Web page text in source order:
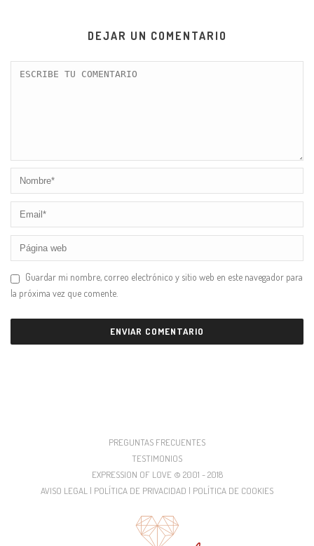
DEJAR UN COMENTARIO
Guardar mi nombre, correo electrónico y sitio web en este navegador para
la próxima vez que comente.
PREGUNTAS FRECUENTES
TESTIMONIOS
EXPRESSION OF LOVE © 2001 - 2018
AVISO LEGAL | POLÍTICA DE PRIVACIDAD | POLÍTICA DE COOKIES